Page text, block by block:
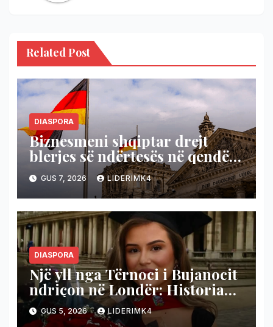
Related Post
DIASPORA
Biznesmeni shqiptar drejt
blerjes së ndërtesës në qendër
të Mynihut me çmim 120
milionë euro (Emri)
GUS 7, 2026 LIDERIMK4
DIASPORA
Një yll nga Tërnoci i Bujanocit
ndriçon në Londër: Historia
frymëzuese e Altina Sulejmanit
GUS 5, 2026 LIDERIMK4